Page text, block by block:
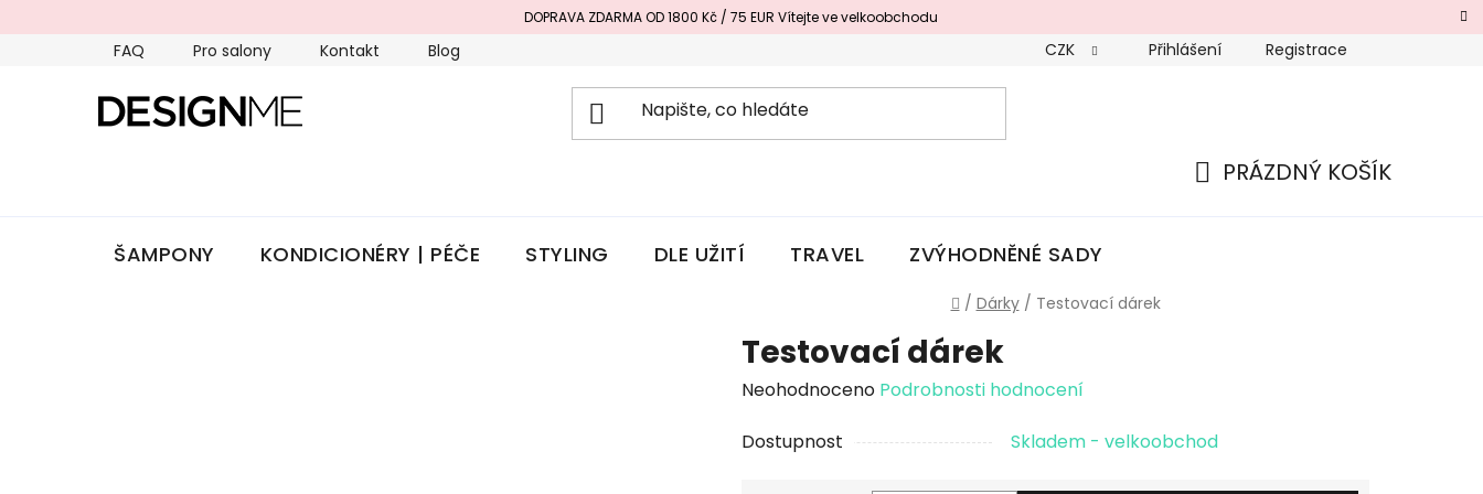
na
DOPRAVA ZDARMA OD 1800 Kč / 75 EUR Vítejte ve velkoobchodu
FAQ Pro salony Kontakt Blog CZK Přihlášení Registrace
PRÁZDNÝ KOŠÍK
ŠAMPONY KONDICIONÉRY | PÉČE STYLING DLE UŽITÍ TRAVEL ZVÝHODNĚNÉ SADY
Domů
/ Dárky / Testovací dárek
Testovací dárek
Průměrné
produktu
Neohodnoceno Podrobnosti hodnocení
Dostupnost Skladem - velkoobchod